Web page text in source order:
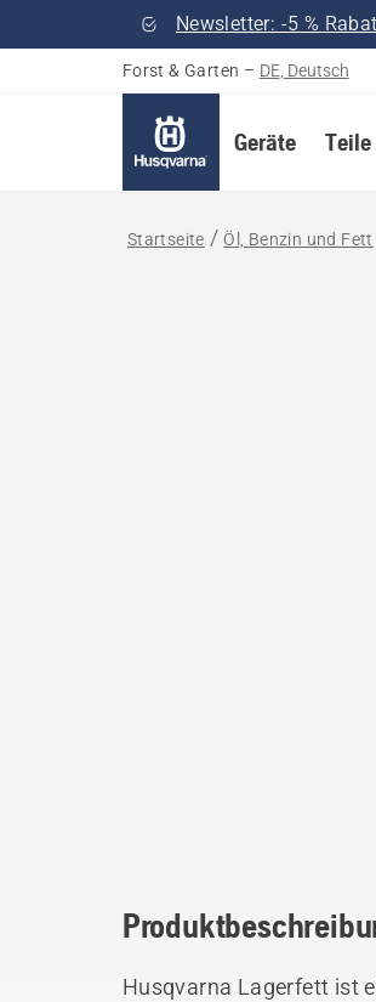
Newsletter: -5 %
Forst & Garten – DE, Deutsch
Geräte Teile
Startseite Öl, Benzin und Fett
Husqvarna Lagerfett ist